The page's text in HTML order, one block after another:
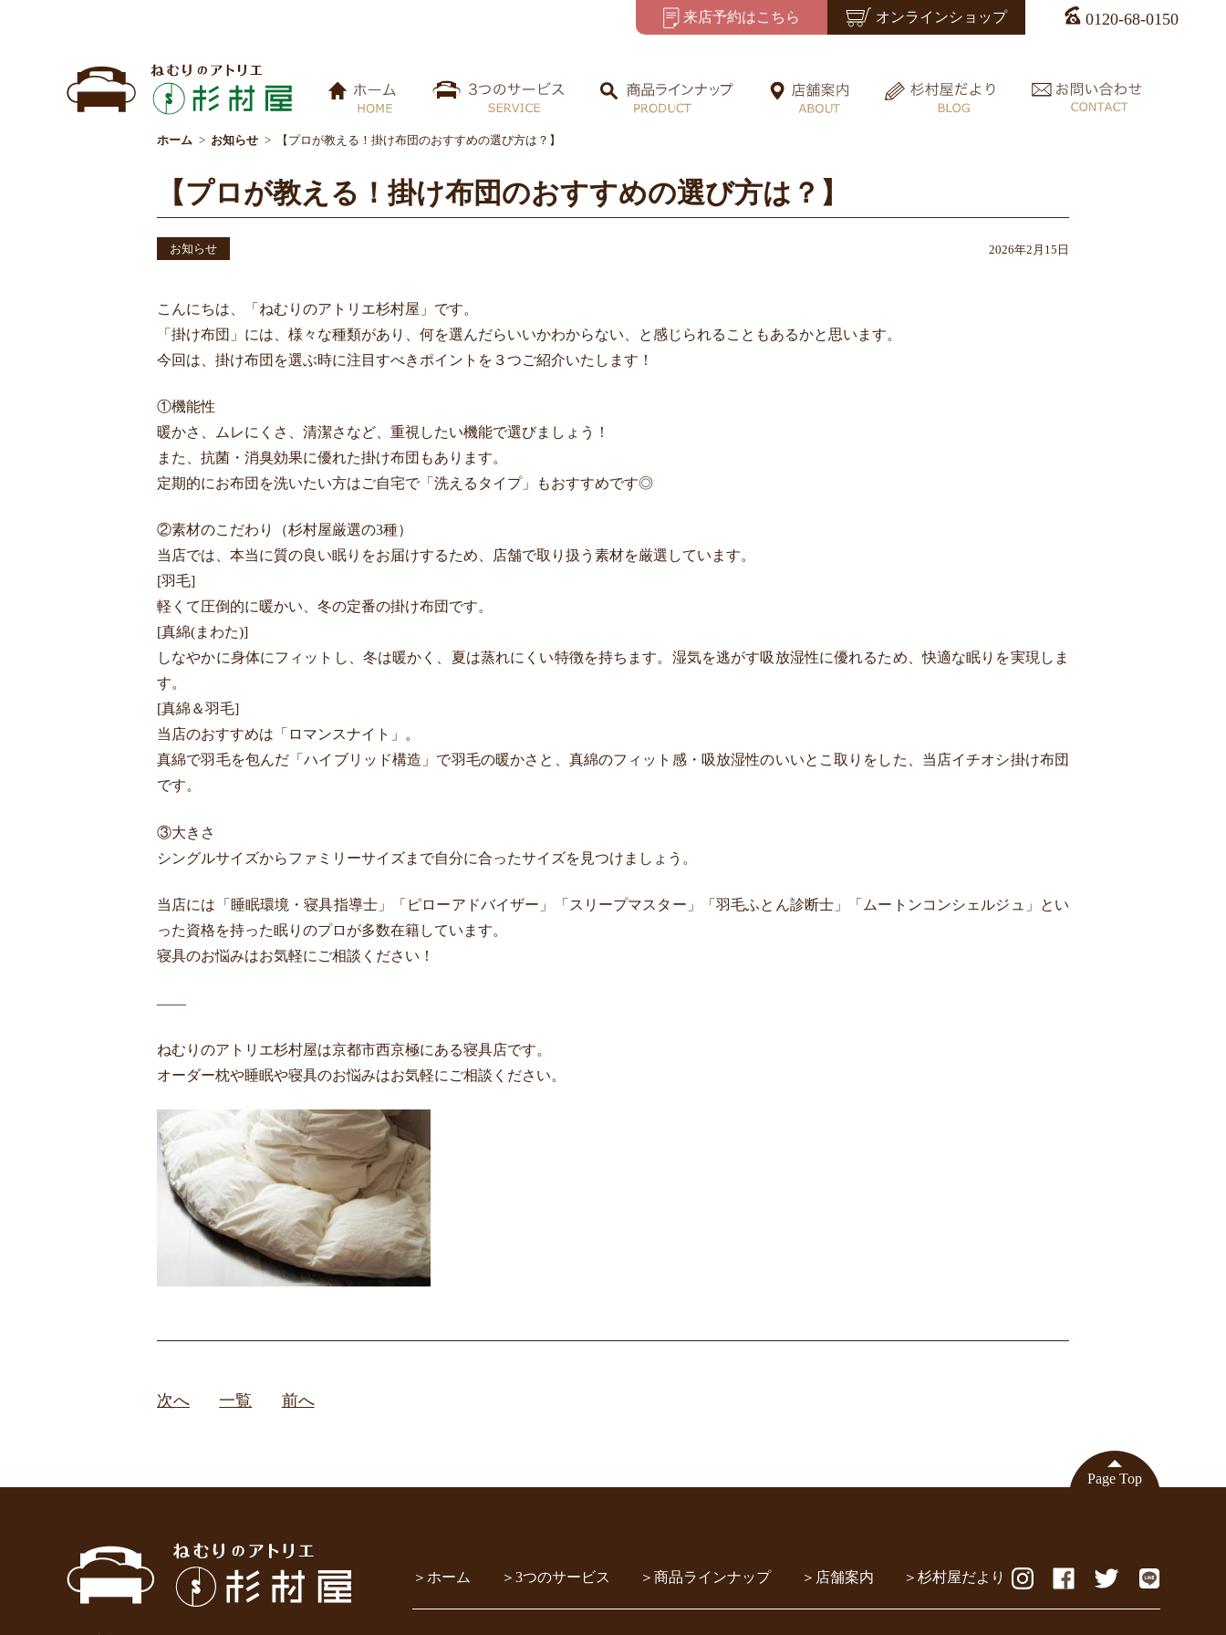
来店予約はこちら オンラインショップ 0120-68-0150
ホーム お知らせ 【プロが教える！掛け布団のおすすめの選び方は？】
【プロが教える！掛け布団のおすすめの選び方は？】
お知らせ 2026年2月15日
こんにちは、「ねむりのアトリエ杉村屋」です。
「掛け布団」には、様々な種類があり、何を選んだらいいかわからない、と感じられることもあるかと思います。
今回は、掛け布団を選ぶ時に注目すべきポイントを３つご紹介いたします！
①機能性
暖かさ、ムレにくさ、清潔さなど、重視したい機能で選びましょう！
また、抗菌・消臭効果に優れた掛け布団もあります。
定期的にお布団を洗いたい方はご自宅で「洗えるタイプ」もおすすめです◎
②素材のこだわり（杉村屋厳選の3種）
当店では、本当に質の良い眠りをお届けするため、店舗で取り扱う素材を厳選しています。
[羽毛]
軽くて圧倒的に暖かい、冬の定番の掛け布団です。
[真綿(まわた)]
しなやかに身体にフィットし、冬は暖かく、夏は蒸れにくい特徴を持ちます。湿気を逃がす吸放湿性に優れるため、快適な眠りを実現しま
す。
[真綿＆羽毛]
当店のおすすめは「ロマンスナイト」。
真綿で羽毛を包んだ「ハイブリッド構造」で羽毛の暖かさと、真綿のフィット感・吸放湿性のいいとこ取りをした、当店イチオシ掛け布団
です。
③大きさ
シングルサイズからファミリーサイズまで自分に合ったサイズを見つけましょう。
当店には「睡眠環境・寝具指導士」「ピローアドバイザー」「スリープマスター」「羽毛ふとん診断士」「ムートンコンシェルジュ」とい
った資格を持った眠りのプロが多数在籍しています。
寝具のお悩みはお気軽にご相談ください！
——
ねむりのアトリエ杉村屋は京都市西京極にある寝具店です。
オーダー枕や睡眠や寝具のお悩みはお気軽にご相談ください。
次へ 一覧 前へ
Page Top
ホーム 3つのサービス 商品ラインナップ 店舗案内 杉村屋だより